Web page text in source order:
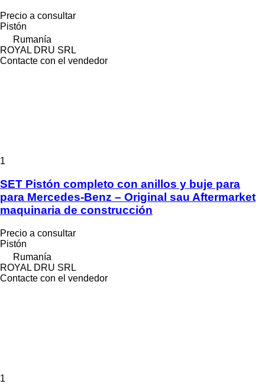
Precio a consultar
Pistón
Rumanía
ROYAL DRU SRL
Contacte con el vendedor
1
SET Pistón completo con anillos y buje para
para Mercedes-Benz – Original sau Aftermarket
maquinaria de construcción
Precio a consultar
Pistón
Rumanía
ROYAL DRU SRL
Contacte con el vendedor
1